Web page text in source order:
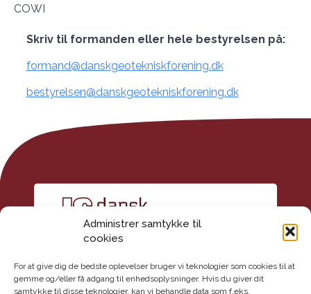
Administrer samtykke til
cookies
For at give dig de bedste oplevelser bruger vi teknologier som cookies til at
gemme og/eller få adgang til enhedsoplysninger. Hvis du giver dit
samtykke til disse teknologier, kan vi behandle data som f.eks.
COWI
Skriv til formanden eller hele bestyrelsen på:
formand@danskgeotekniskforening.dk
bestyrelsen@danskgeotekniskforening.dk